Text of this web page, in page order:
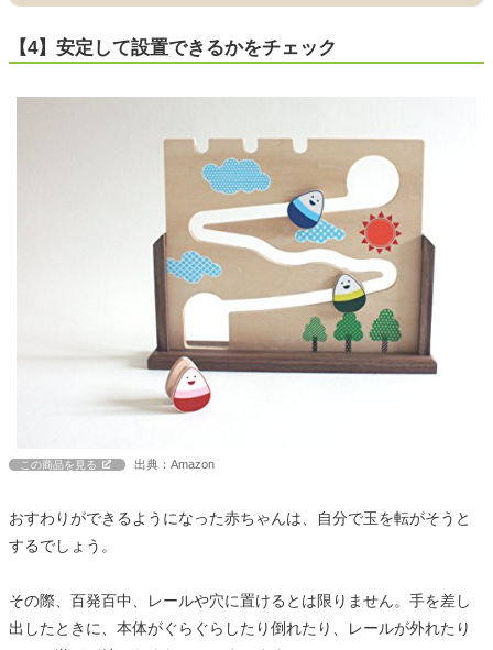
【4】安定して設置できるかをチェック
この商品を見る 出典：Amazon
おすわりができるようになった赤ちゃんは、自分で玉を転がそうと
するでしょう。
その際、百発百中、レールや穴に置けるとは限りません。手を差し
出したときに、本体がぐらぐらしたり倒れたり、レールが外れたり